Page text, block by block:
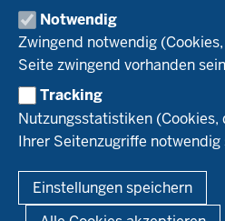
Notwendig
Zwingend notwendig
Seite zwingend vorhanden
Tracking
Nutzungsstatistiken (Cookies,
Ihrer Seitenzugriffe notwendig
Einstellungen speichern
Recht
Naturland
Versuchsbetriebe
WRRL-Modellbetriebe
Kontakte Versuchswesen
Aktuelles
Arbeitsschwerpunkte
Material & Kontakt
Ökoschule in Kleve
Ausbildungsbetriebe
Berufsausbildung
Forschung
Projekte Ökoteam
Forschungsergebnisse
Service
Kontakt
Newsletter
Demonstrationsbetriebe Ökologischer
Fußzeile
Impressum Datenschutzerklärung